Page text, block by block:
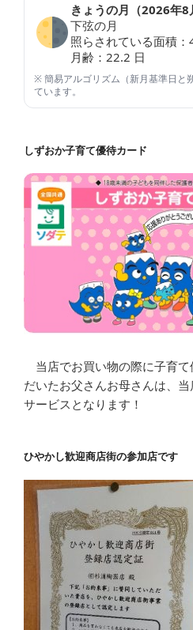
きょうの月（2026年8
下弦の月
照らされている面積：
月齢： 22.2 日
※ 簡易アルゴリズム（新月基準日と
ています。
しずおか子育て優待カード
当店でお買い物の際に子育て
だいたお父さんお母さんは、
サービスとなります！
ひやかし歓迎商店街の参加店です